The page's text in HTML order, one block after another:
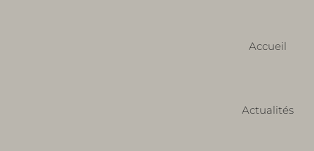
Accueil
Actualités